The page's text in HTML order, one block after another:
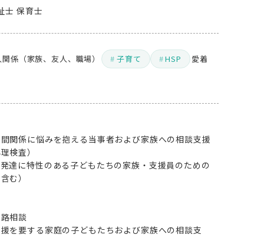
士 保育士
係（家族、友人、職場） 子育て HSP 愛着
関係に悩みを抱える当事者および家族への相談支援
検査）
達に特性のある子どもたちの家族・支援員のための
む）
相談
を要する家庭の子どもたちおよび家族への相談支